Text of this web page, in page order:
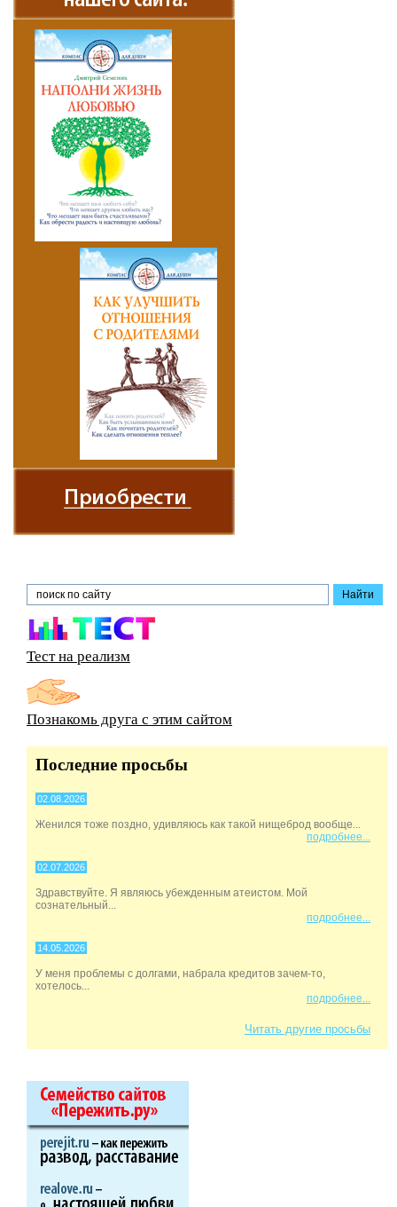
Тест на реализм
Познакомь друга с этим сайтом
Последние просьбы
02.08.2026
Женился тоже поздно, удивляюсь как такой нищеброд вообще...
подробнее...
02.07.2026
Здравствуйте. Я являюсь убежденным атеистом. Мой
сознательный...
подробнее...
14.05.2026
У меня проблемы с долгами, набрала кредитов зачем-то,
хотелось...
подробнее...
Читать другие просьбы